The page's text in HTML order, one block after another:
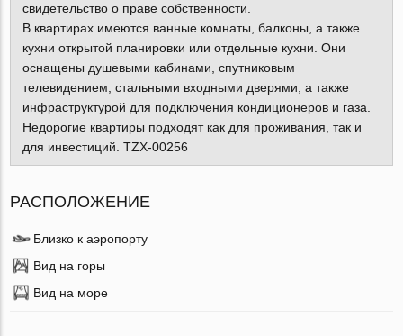
свидетельство о праве собственности.
В квартирах имеются ванные комнаты, балконы, а также
кухни открытой планировки или отдельные кухни. Они
оснащены душевыми кабинами, спутниковым
телевидением, стальными входными дверями, а также
инфраструктурой для подключения кондиционеров и газа.
Недорогие квартиры подходят как для проживания, так и
для инвестиций. TZX-00256
РАСПОЛОЖЕНИЕ
Близко к аэропорту
Вид на горы
Вид на море